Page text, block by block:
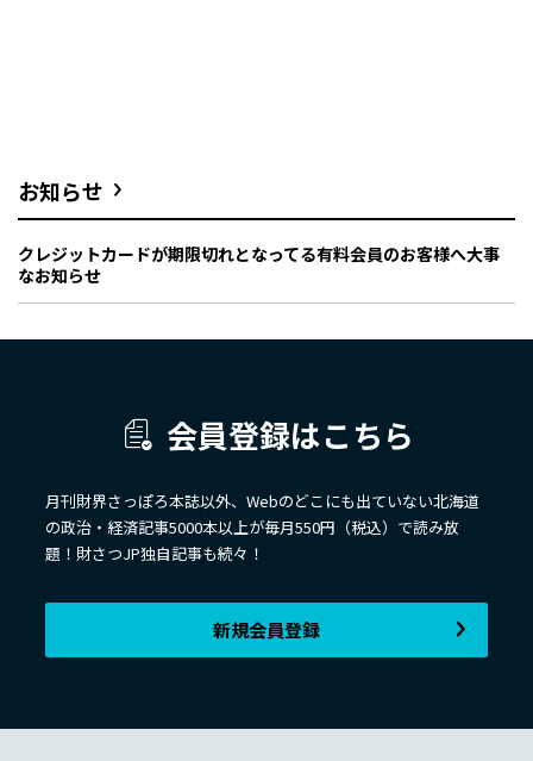
お知らせ
クレジットカードが期限切れとなってる有料会員のお客様へ大事
なお知らせ
会員登録はこちら
月刊財界さっぽろ本誌以外、Webのどこにも出ていない北海道
の政治・経済記事5000本以上が毎月550円（税込）で読み放
題！財さつJP独自記事も続々！
新規会員登録